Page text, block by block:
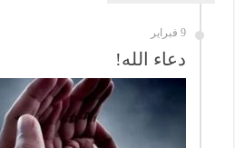
9 فبراير
دعاء الله!